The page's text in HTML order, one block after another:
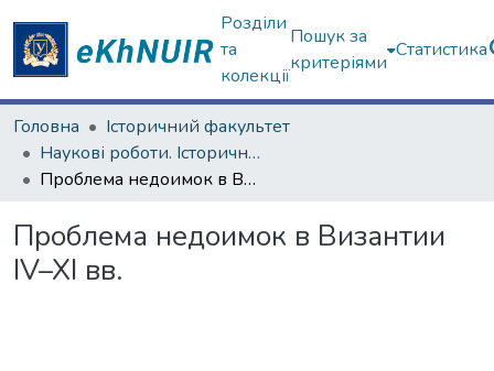
Розділи
та
колекції
Пошук за
критеріями
Статистика
Головна
Історичний факультет
Наукові роботи. Історичний факультет
Проблема недоимок в Византии IV–XI вв.
Проблема недоимок в Византии
IV–XI вв.